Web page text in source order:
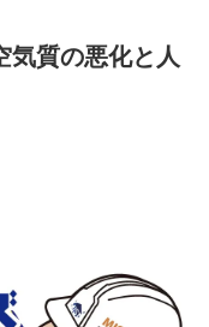
気質の悪化と人